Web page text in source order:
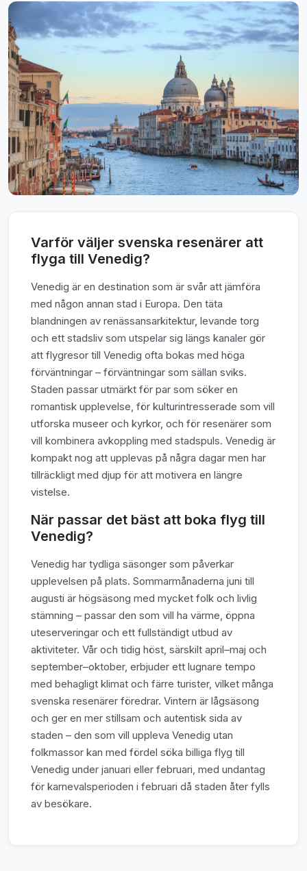
Varför väljer svenska resenärer att
flyga till Venedig?
Venedig är en destination som är svår att jämföra
med någon annan stad i Europa. Den täta
blandningen av renässansarkitektur, levande torg
och ett stadsliv som utspelar sig längs kanaler gör
att flygresor till Venedig ofta bokas med höga
förväntningar – förväntningar som sällan sviks.
Staden passar utmärkt för par som söker en
romantisk upplevelse, för kulturintresserade som vill
utforska museer och kyrkor, och för resenärer som
vill kombinera avkoppling med stadspuls. Venedig är
kompakt nog att upplevas på några dagar men har
tillräckligt med djup för att motivera en längre
vistelse.
När passar det bäst att boka flyg till
Venedig?
Venedig har tydliga säsonger som påverkar
upplevelsen på plats. Sommarmånaderna juni till
augusti är högsäsong med mycket folk och livlig
stämning – passar den som vill ha värme, öppna
uteserveringar och ett fullständigt utbud av
aktiviteter. Vår och tidig höst, särskilt april–maj och
september–oktober, erbjuder ett lugnare tempo
med behagligt klimat och färre turister, vilket många
svenska resenärer föredrar. Vintern är lågsäsong
och ger en mer stillsam och autentisk sida av
staden – den som vill uppleva Venedig utan
folkmassor kan med fördel söka billiga flyg till
Venedig under januari eller februari, med undantag
för karnevalsperioden i februari då staden åter fylls
av besökare.